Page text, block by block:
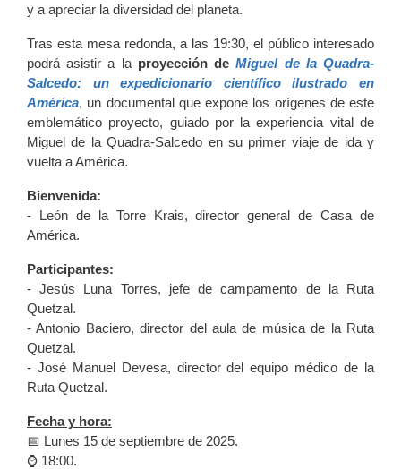
y a apreciar la diversidad del planeta.
Tras esta mesa redonda, a las 19:30, el público interesado
podrá asistir a la proyección de Miguel de la Quadra-
Salcedo: un expedicionario científico ilustrado en
América, un documental que expone los orígenes de este
emblemático proyecto, guiado por la experiencia vital de
Miguel de la Quadra-Salcedo en su primer viaje de ida y
vuelta a América.
Bienvenida:
- León de la Torre Krais, director general de Casa de
América.
Participantes:
- Jesús Luna Torres, jefe de campamento de la Ruta
Quetzal.
- Antonio Baciero, director del aula de música de la Ruta
Quetzal.
- José Manuel Devesa, director del equipo médico de la
Ruta Quetzal.
Fecha y hora:
📅 Lunes 15 de septiembre de 2025.
⌚️ 18:00.